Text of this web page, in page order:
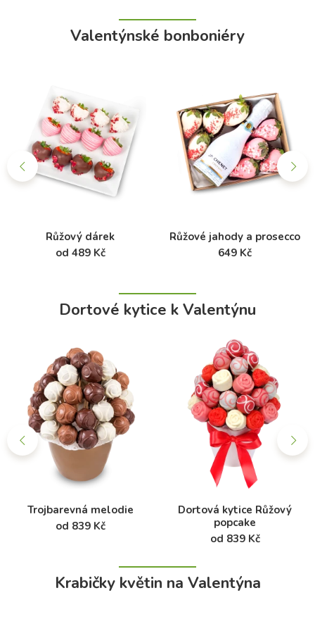
Valentýnské bonboniéry
Růžový dárek
od 489 Kč
Růžové jahody a prosecco
649 Kč
Dortové kytice k Valentýnu
Trojbarevná melodie
od 839 Kč
Dortová kytice Růžový
popcake
od 839 Kč
Krabičky květin na Valentýna